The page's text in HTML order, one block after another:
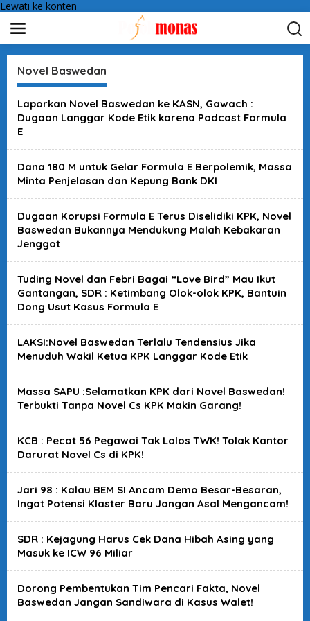
Lewati ke konten
Novel Baswedan
Laporkan Novel Baswedan ke KASN, Gawach :
Dugaan Langgar Kode Etik karena Podcast Formula
E
Dana 180 M untuk Gelar Formula E Berpolemik, Massa
Minta Penjelasan dan Kepung Bank DKI
Dugaan Korupsi Formula E Terus Diselidiki KPK, Novel
Baswedan Bukannya Mendukung Malah Kebakaran
Jenggot
Tuding Novel dan Febri Bagai “Love Bird” Mau Ikut
Gantangan, SDR : Ketimbang Olok-olok KPK, Bantuin
Dong Usut Kasus Formula E
LAKSI:Novel Baswedan Terlalu Tendensius Jika
Menuduh Wakil Ketua KPK Langgar Kode Etik
Massa SAPU :Selamatkan KPK dari Novel Baswedan!
Terbukti Tanpa Novel Cs KPK Makin Garang!
KCB : Pecat 56 Pegawai Tak Lolos TWK! Tolak Kantor
Darurat Novel Cs di KPK!
Jari 98 : Kalau BEM SI Ancam Demo Besar-Besaran,
Ingat Potensi Klaster Baru Jangan Asal Mengancam!
SDR : Kejagung Harus Cek Dana Hibah Asing yang
Masuk ke ICW 96 Miliar
Dorong Pembentukan Tim Pencari Fakta, Novel
Baswedan Jangan Sandiwara di Kasus Walet!